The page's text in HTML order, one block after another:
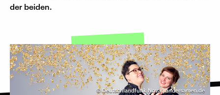
der beiden.
©Deutschlandfunk Nova | andersamen.de